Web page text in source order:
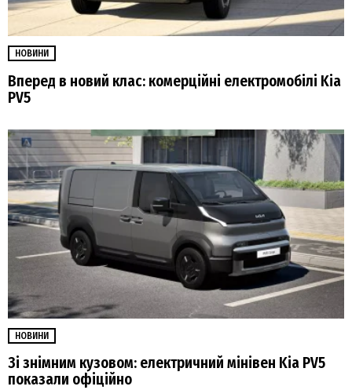
НОВИНИ
Вперед в новий клас: комерційні електромобілі Kia
PV5
НОВИНИ
Зі знімним кузовом: електричний мінівен Kia PV5
показали офіційно